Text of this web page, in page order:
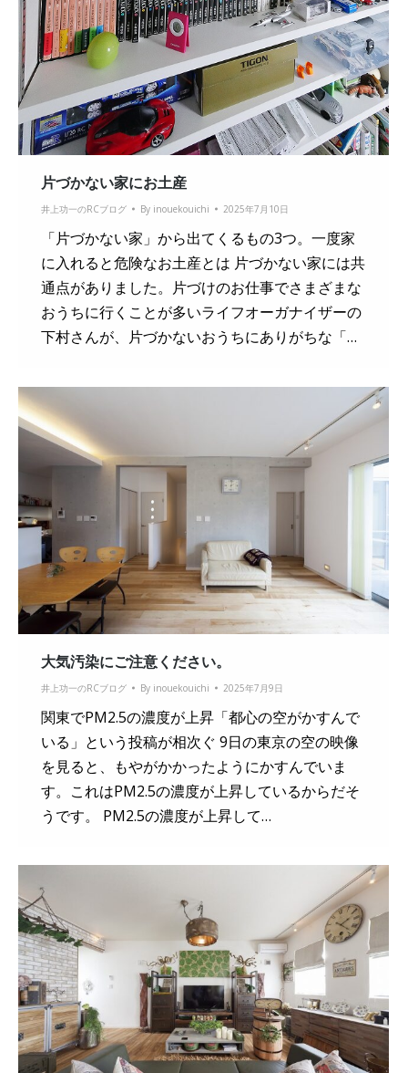
片づかない家にお土産
井上功一のRCブログ By inouekouichi 2025年7月10日
「片づかない家」から出てくるもの3つ。一度家
に入れると危険なお土産とは 片づかない家には共
通点がありました。片づけのお仕事でさまざまな
おうちに行くことが多いライフオーガナイザーの
下村さんが、片づかないおうちにありがちな「…
大気汚染にご注意ください。
井上功一のRCブログ By inouekouichi 2025年7月9日
関東でPM2.5の濃度が上昇「都心の空がかすんで
いる」という投稿が相次ぐ 9日の東京の空の映像
を見ると、もやがかかったようにかすんでいま
す。これはPM2.5の濃度が上昇しているからだそ
うです。 PM2.5の濃度が上昇して…